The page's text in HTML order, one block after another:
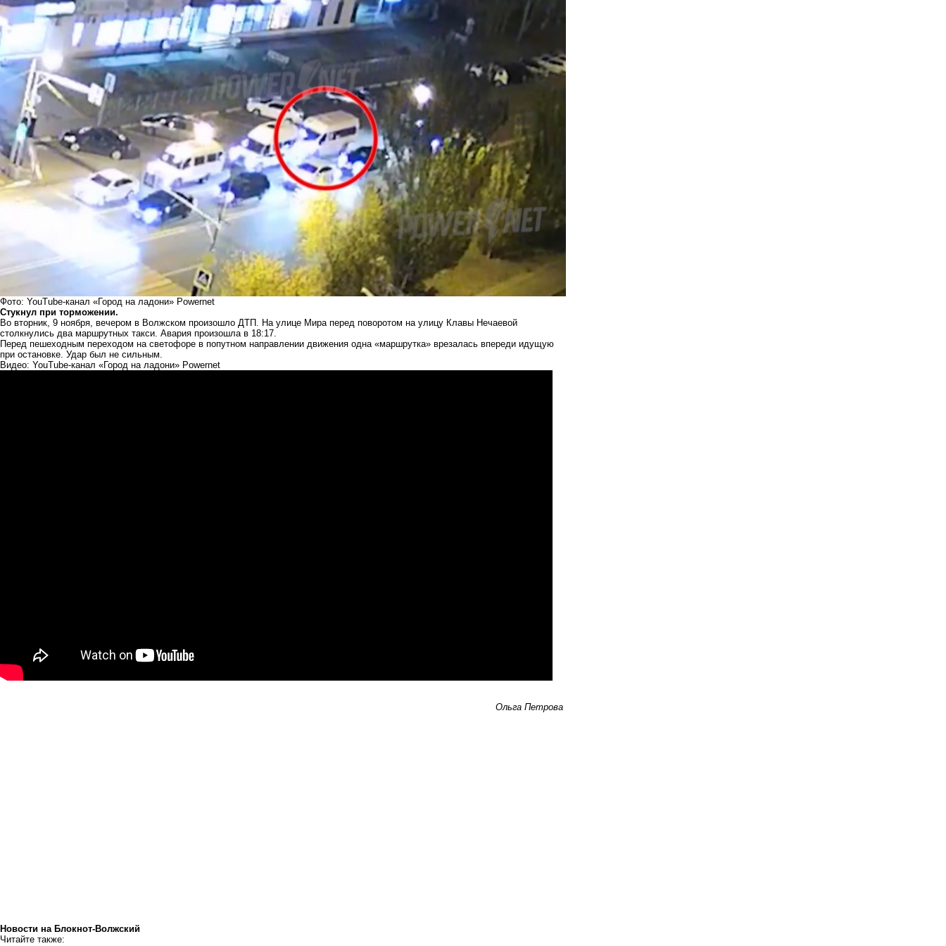
Фото: YouTube-канал «Город на ладони» Powernet
Стукнул при торможении.
Во вторник, 9 ноября, вечером в Волжском произошло ДТП. На улице Мира перед поворотом на улицу Клавы Нечаевой
столкнулись два маршрутных такси. Авария произошла в 18:17.
Перед пешеходным переходом на светофоре в попутном направлении движения одна «маршрутка» врезалась впереди идущую
при остановке. Удар был не сильным.
Видео: YouTube-канал «Город на ладони» Powernet
Ольга Петрова
Новости на Блoкнoт-Волжский
Читайте также: